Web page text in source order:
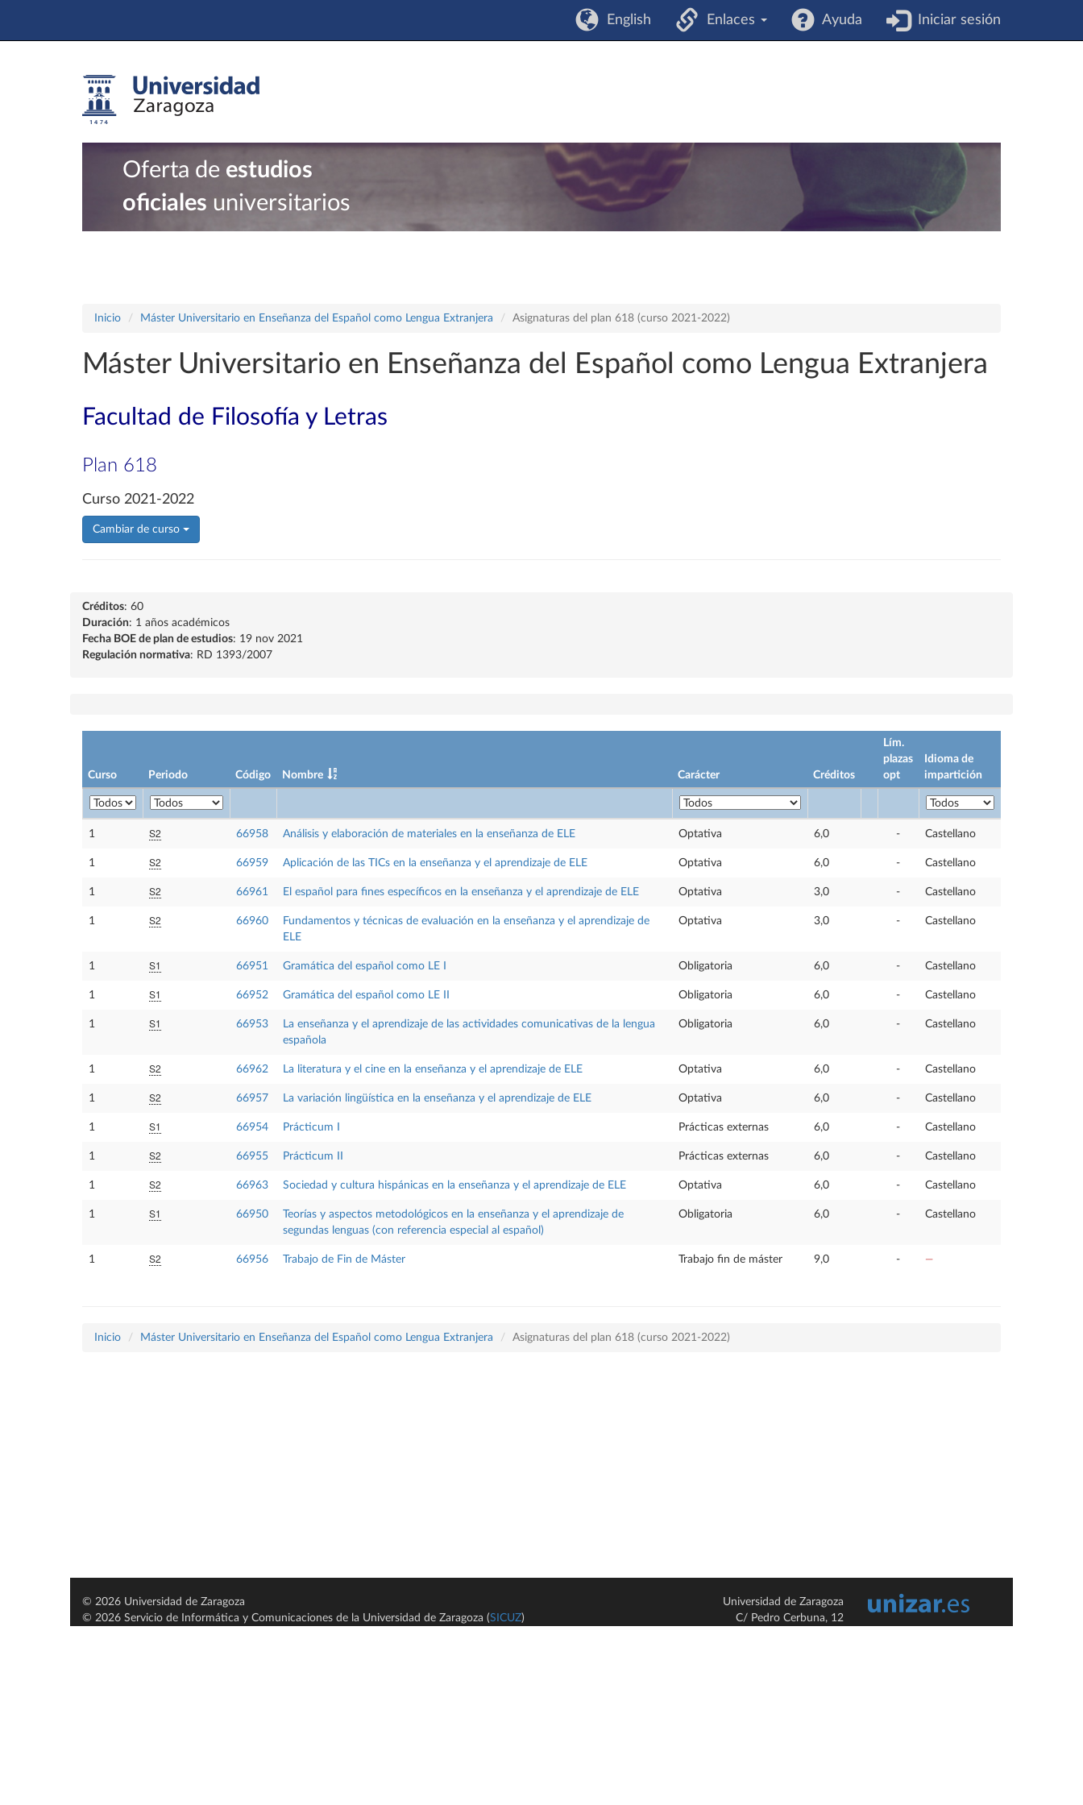
English Enlaces Ayuda Iniciar sesión
Oferta de estudios
oficiales universitarios
Inicio Máster Universitario en Enseñanza del Español como Lengua Extranjera Asignaturas del plan 618 (curso 2021-2022)
Máster Universitario en Enseñanza del Español como Lengua Extranjera
Facultad de Filosofía y Letras
Plan 618
Curso 2021-2022
Cambiar de curso
Créditos: 60
Duración: 1 años académicos
Fecha BOE de plan de estudios: 19 nov 2021
Regulación normativa: RD 1393/2007
Curso Periodo Código Nombre Carácter Créditos
Lím.
plazas
opt
Idioma de
impartición
1 S2 66958 Análisis y elaboración de materiales en la enseñanza de ELE Optativa 6,0 - Castellano
1 S2 66959 Aplicación de las TICs en la enseñanza y el aprendizaje de ELE Optativa 6,0 - Castellano
1 S2 66961 El español para fines específicos en la enseñanza y el aprendizaje de ELE Optativa 3,0 - Castellano
1 S2 66960
Fundamentos y técnicas de evaluación en la enseñanza y el aprendizaje de
ELE
Optativa 3,0 - Castellano
1 S1 66951 Gramática del español como LE I Obligatoria 6,0 - Castellano
1 S1 66952 Gramática del español como LE II Obligatoria 6,0 - Castellano
1 S1 66953
La enseñanza y el aprendizaje de las actividades comunicativas de la lengua
española
Obligatoria 6,0 - Castellano
1 S2 66962 La literatura y el cine en la enseñanza y el aprendizaje de ELE Optativa 6,0 - Castellano
1 S2 66957 La variación lingüística en la enseñanza y el aprendizaje de ELE Optativa 6,0 - Castellano
1 S1 66954 Prácticum I Prácticas externas 6,0 - Castellano
1 S2 66955 Prácticum II Prácticas externas 6,0 - Castellano
1 S2 66963 Sociedad y cultura hispánicas en la enseñanza y el aprendizaje de ELE Optativa 6,0 - Castellano
1 S1 66950
Teorías y aspectos metodológicos en la enseñanza y el aprendizaje de
segundas lenguas (con referencia especial al español)
Obligatoria 6,0 - Castellano
1 S2 66956 Trabajo de Fin de Máster Trabajo fin de máster 9,0 - —
Inicio Máster Universitario en Enseñanza del Español como Lengua Extranjera Asignaturas del plan 618 (curso 2021-2022)
© 2026 Universidad de Zaragoza
© 2026 Servicio de Informática y Comunicaciones de la Universidad de Zaragoza (SICUZ)
Universidad de Zaragoza
C/ Pedro Cerbuna, 12